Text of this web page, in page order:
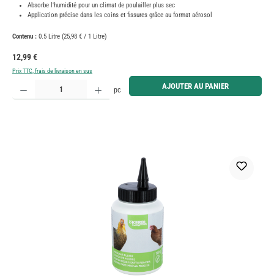
Absorbe l'humidité pour un climat de poulailler plus sec
Application précise dans les coins et fissures grâce au format aérosol
Contenu : 0.5 Litre (25,98 € / 1 Litre)
Prix régulier :
12,99 €
Prix TTC, frais de livraison en sus
Quantité de produit : Entrez la quantité souhaitée ou utilisez les boutons pour augmenter ou
pc AJOUTER AU PANIER